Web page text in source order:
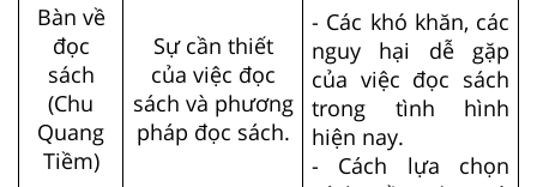
Bàn về
đọc
sách
(Chu
Quang
Tiềm)
Sự cần thiết
của việc đọc
sách và phương
pháp đọc sách.
- Các khó khăn, các
nguy hại dễ gặp
của việc đọc sách
trong tình hình
hiện nay.
- Cách lựa chọn